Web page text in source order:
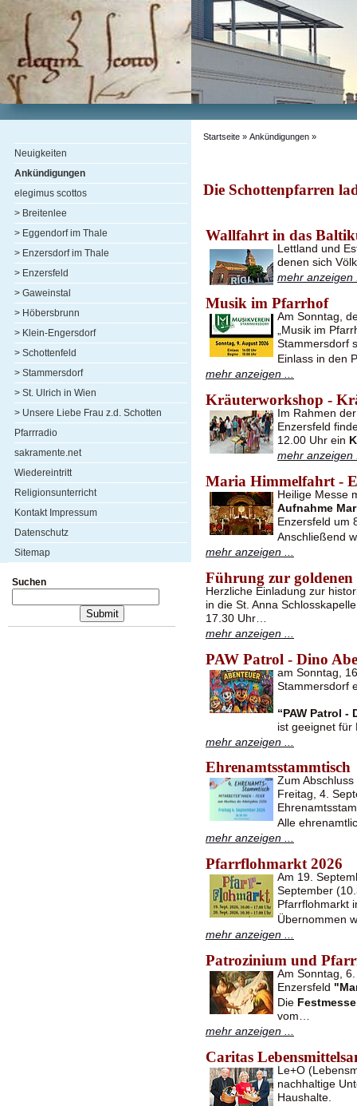
Neuigkeiten
Ankündigungen
elegimus scottos
> Breitenlee
> Eggendorf im Thale
> Enzersdorf im Thale
> Enzersfeld
> Gaweinstal
> Höbersbrunn
> Klein-Engersdorf
> Schottenfeld
> Stammersdorf
> St. Ulrich in Wien
> Unsere Liebe Frau z.d. Schotten
Pfarrradio
sakramente.net
Wiedereintritt
Religionsunterricht
Kontakt Impressum
Datenschutz
Sitemap
Suchen
Startseite » Ankündigungen »
Die Schottenpfarren
Wallfahrt in das
Lettland und
denen sich
mehr anzeigen
Musik im Pfarrhof
Am Sonntag,
„Musik im
Stammersdorf
Einlass in den
mehr anzeigen ...
Kräuterworkshop -
Im Rahmen
Enzersfeld
12.00 Uhr ein
mehr anzeigen
Maria Himmelfahrt -
Heilige Messe
Aufnahme
Enzersfeld um
Anschließend
mehr anzeigen ...
Führung zur goldenen
Herzliche Einladung zur
in die St. Anna
17.30 Uhr…
mehr anzeigen ...
PAW Patrol - Dino
am Sonntag,
Stammersdorf
“PAW Patrol -
ist geeignet
mehr anzeigen ...
Ehrenamtsstammtisch
Zum
Freitag, 4.
Alle
mehr anzeigen ...
Pfarrflohmarkt 2026
Am 19.
September
Pfarrflohmarkt
Übernommen
mehr anzeigen ...
Patrozinium und
Am Sonntag,
Enzersfeld
Die Festmesse
vom…
mehr anzeigen ...
Caritas
Le+O
nachhaltige
Haushalte.